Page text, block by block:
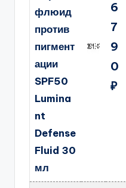
флюид
против
пигмент
ации
SPF50
Lumina
nt
Defense
Fluid 30
мл
6
7
9
0
₽